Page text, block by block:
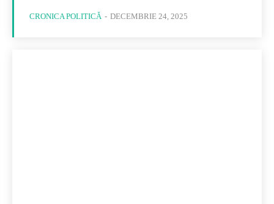
CRONICA POLITICĂ - DECEMBRIE 24, 2025